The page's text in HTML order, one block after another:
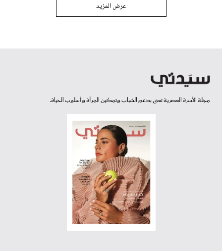
عرض المزيد
مجلة الأسرة العصرية تعنى بدعم الشباب وتمكين المرأة وأسلوب الحياة.